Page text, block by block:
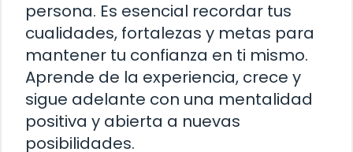
persona. Es esencial recordar tus
cualidades, fortalezas y metas para
mantener tu confianza en ti mismo.
Aprende de la experiencia, crece y
sigue adelante con una mentalidad
positiva y abierta a nuevas
posibilidades.